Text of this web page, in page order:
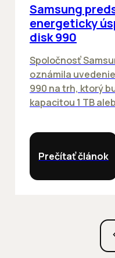
Samsung
energeticky
disk 990
Spoločnosť
oznámila
990 na trh, ktorý
kapacitou 1 TB
Prečítať článok